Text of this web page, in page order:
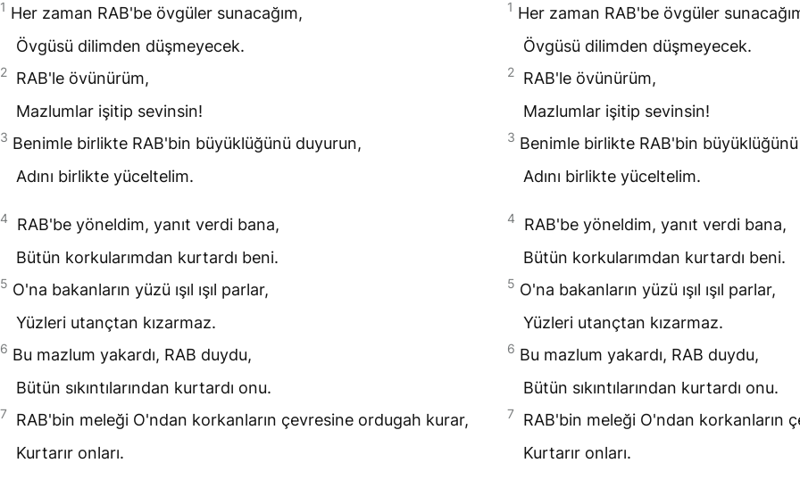
1 Her zaman RAB'be övgüler sunacağım,
Övgüsü dilimden düşmeyecek.
2 RAB'le övünürüm,
Mazlumlar işitip sevinsin!
3 Benimle birlikte RAB'bin büyüklüğünü duyurun,
Adını birlikte yüceltelim.
4 RAB'be yöneldim, yanıt verdi bana,
Bütün korkularımdan kurtardı beni.
5 O'na bakanların yüzü ışıl ışıl parlar,
Yüzleri utançtan kızarmaz.
6 Bu mazlum yakardı, RAB duydu,
Bütün sıkıntılarından kurtardı onu.
7 RAB'bin meleği O'ndan korkanların çevresine ordugah kurar,
Kurtarır onları.
1 Her zaman RAB'be övgüler
Övgüsü dilimden düşmeyecek.
2 RAB'le övünürüm,
Mazlumlar işitip sevinsin!
3 Benimle birlikte RAB'bin
Adını birlikte yüceltelim.
4 RAB'be yöneldim, yanıt verdi bana,
Bütün korkularımdan kurtardı beni.
5 O'na bakanların yüzü ışıl ışıl parlar,
Yüzleri utançtan kızarmaz.
6 Bu mazlum yakardı, RAB duydu,
Bütün sıkıntılarından kurtardı onu.
7 RAB'bin meleği O'ndan korkanların
Kurtarır onları.